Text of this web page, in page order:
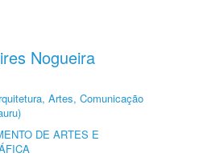
Nogueira
Artes, Comunicação
DE ARTES E